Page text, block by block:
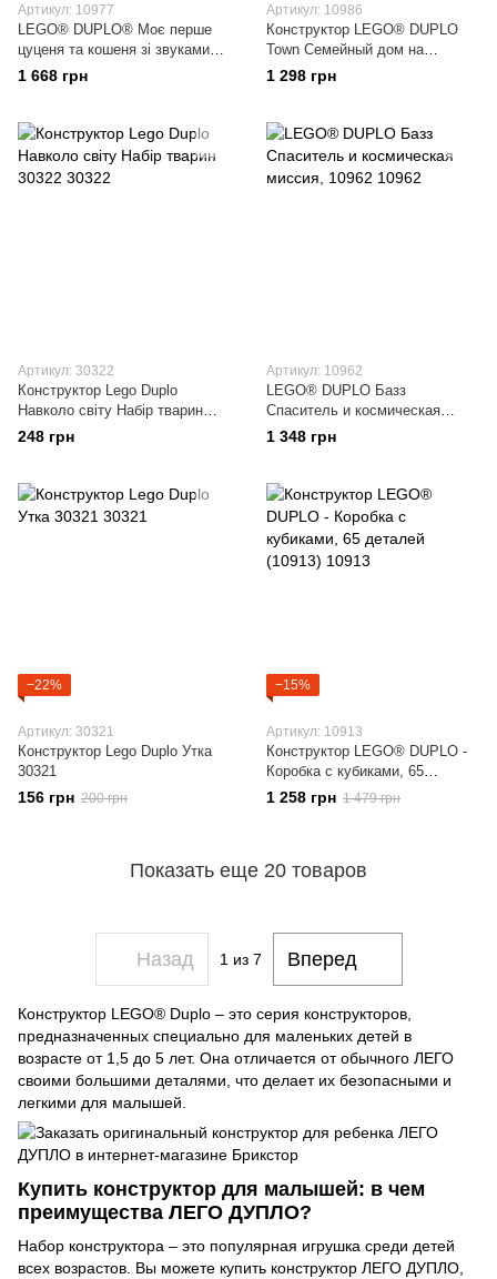
Артикул: 10977
LEGO® DUPLO® Моє перше
цуценя та кошеня зі звуками
10977
1 668 грн
Артикул: 10986
Конструктор LEGO® DUPLO
Town Семейный дом на
колесах 31 деталей (10986)
1 298 грн
Артикул: 30322
Конструктор Lego Duplo
Навколо світу Набір тварин
30322
248 грн
Артикул: 10962
LEGO® DUPLO Базз
Спаситель и космическая
миссия, 10962
1 348 грн
−22%
Артикул: 30321
Конструктор Lego Duplo Утка
30321
156 грн 200 грн
−15%
Артикул: 10913
Конструктор LEGO® DUPLO -
Коробка с кубиками, 65
деталей (10913)
1 258 грн 1 479 грн
Показать еще 20 товаров
Назад 1 из 7 Вперед
Конструктор LEGO® Duplo – это серия конструкторов,
предназначенных специально для маленьких детей в
возрасте от 1,5 до 5 лет. Она отличается от обычного ЛЕГО
своими большими деталями, что делает их безопасными и
легкими для малышей.
Купить конструктор для малышей: в чем
преимущества ЛЕГО ДУПЛО?
Набор конструктора – это популярная игрушка среди детей
всех возрастов. Вы можете купить конструктор ЛЕГО ДУПЛО,